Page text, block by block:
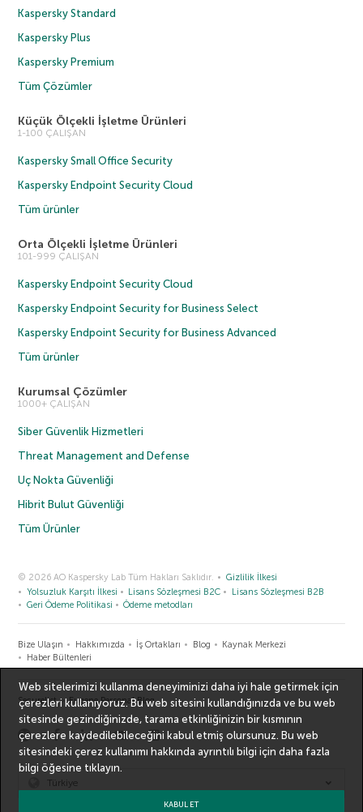
Kaspersky Standard
Kaspersky Plus
Kaspersky Premium
Tüm Çözümler
Küçük Ölçekli İşletme Ürünleri
1-100 ÇALIŞAN
Kaspersky Small Office Security
Kaspersky Endpoint Security Cloud
Tüm ürünler
Orta Ölçekli İşletme Ürünleri
101-999 ÇALIŞAN
Kaspersky Endpoint Security Cloud
Kaspersky Endpoint Security for Business Select
Kaspersky Endpoint Security for Business Advanced
Tüm ürünler
Kurumsal Çözümler
1000+ ÇALIŞAN
Siber Güvenlik Hizmetleri
Threat Management and Defense
Uç Nokta Güvenliği
Hibrit Bulut Güvenliği
Tüm Ürünler
© 2026 AO Kaspersky Lab Tüm Hakları Saklıdır.
Gizlilik İlkesi
Yolsuzluk Karşıtı İlkesi
Lisans Sözleşmesi B2C
Lisans Sözleşmesi B2B
Geri Ödeme Politikasi
Ödeme metodları
Bize Ulaşın Hakkımızda İş Ortakları Blog
Kaynak Merkezi
Haber Bültenleri
Securelist Eugene Personal Blog
Türkiye
Web sitelerimizi kullanma deneyiminizi daha iyi hale getirmek için
çerezleri kullanıyoruz. Bu web sitesini kullandığınızda ve bu web
sitesinde gezindiğinizde, tarama etkinliğinizin bir kısmının
çerezlere kaydedilebileceğini kabul etmiş olursunuz. Bu web
sitesindeki çerez kullanımı hakkında ayrıntılı bilgi içindaha fazla
bilgi öğesine tıklayın.
KABUL ET